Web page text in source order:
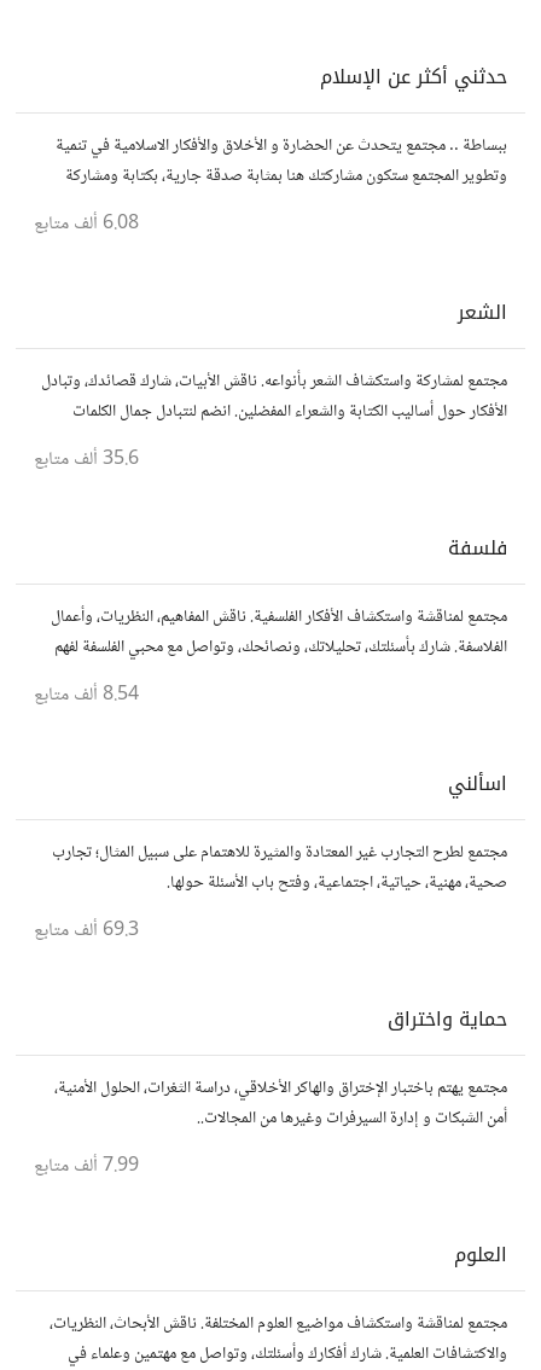
حدثني أكثر عن الإسلام
ببساطة .. مجتمع يتحدث عن الحضارة و الأخلاق والأفكار الاسلامية في تنمية
وتطوير المجتمع ستكون مشاركتك هنا بمثابة صدقة جارية، بكتابة ومشاركة
6.08 ألف متابع
الشعر
مجتمع لمشاركة واستكشاف الشعر بأنواعه. ناقش الأبيات، شارك قصائدك، وتبادل
الأفكار حول أساليب الكتابة والشعراء المفضلين. انضم لنتبادل جمال الكلمات
35.6 ألف متابع
فلسفة
مجتمع لمناقشة واستكشاف الأفكار الفلسفية. ناقش المفاهيم، النظريات، وأعمال
الفلاسفة. شارك بأسئلتك، تحليلاتك، ونصائحك، وتواصل مع محبي الفلسفة لفهم
8.54 ألف متابع
اسألني
مجتمع لطرح التجارب غير المعتادة والمثيرة للاهتمام على سبيل المثال؛ تجارب
صحية، مهنية، حياتية، اجتماعية، وفتح باب الأسئلة حولها.
69.3 ألف متابع
حماية واختراق
مجتمع يهتم باختبار الإختراق والهاكر الأخلاقي، دراسة الثغرات، الحلول الأمنية،
أمن الشبكات و إدارة السيرفرات وغيرها من المجالات..
7.99 ألف متابع
العلوم
مجتمع لمناقشة واستكشاف مواضيع العلوم المختلفة. ناقش الأبحاث، النظريات،
والاكتشافات العلمية. شارك أفكارك وأسئلتك، وتواصل مع مهتمين وعلماء في